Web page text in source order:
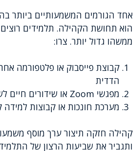
אחד הגורמים המשמעותיים ביותר
הוא תחושת הקהילה. תלמידים
ממשהו גדול יותר. צרו:
קבוצת פייסבוק או פלטפורמה
הדדית
מפגשי Zoom או שידורים חיים לשאלות ותשובות
מערכת חונכות או קבוצות למידה
קהילה חזקה תיצור ערך מוסף
ותגביר את שביעות הרצון של